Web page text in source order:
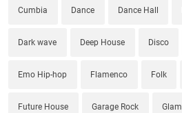
Cumbia Dance Dance Hall
Dark wave Deep House Disco
Emo Hip-hop Flamenco Folk
Future House Garage Rock Glam